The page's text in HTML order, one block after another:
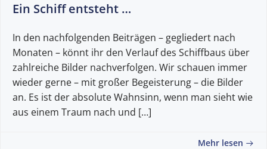
Ein Schiff entsteht …
In den nachfolgenden Beiträgen – gegliedert nach
Monaten – könnt ihr den Verlauf des Schiffbaus über
zahlreiche Bilder nachverfolgen. Wir schauen immer
wieder gerne – mit großer Begeisterung – die Bilder
an. Es ist der absolute Wahnsinn, wenn man sieht wie
aus einem Traum nach und […]
Mehr lesen